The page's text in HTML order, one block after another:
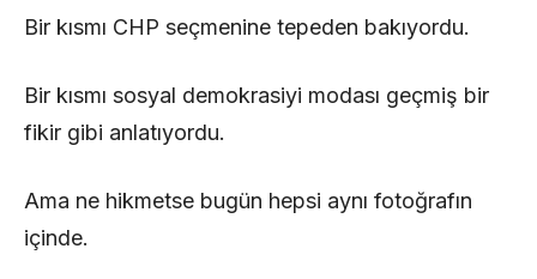
Bir kısmı CHP seçmenine tepeden bakıyordu.
Bir kısmı sosyal demokrasiyi modası geçmiş bir
fikir gibi anlatıyordu.
Ama ne hikmetse bugün hepsi aynı fotoğrafın
içinde.